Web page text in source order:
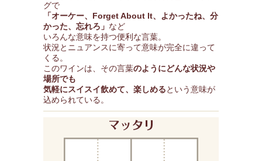
グで
「オーケー、Forget About It、よかったね、分
かった、忘れろ」 など
いろんな意味を持つ便利な言葉。
状況とニュアンスに寄って意味が完全に違って
くる。
このワインは、その言葉のようにどんな状況や
場所でも
気軽にスイスイ飲めて、楽しめるという意味が
込められている。